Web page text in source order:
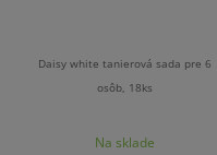
Daisy white tanierová sada pre 6
osôb, 18ks
Na sklade